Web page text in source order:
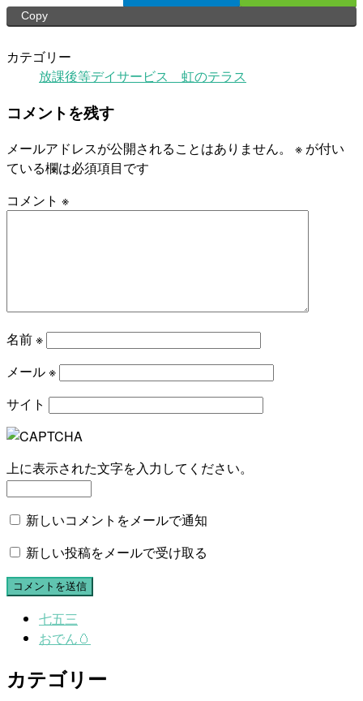
Copy
カテゴリー
放課後等デイサービス 虹のテラス
コメントを残す
メールアドレスが公開されることはありません。 ※ が付い
ている欄は必須項目です
コメント ※
名前※
メール※
サイト
上に表示された文字を入力してください。
新しいコメントをメールで通知
新しい投稿をメールで受け取る
七五三
おでん🥚
カテゴリー